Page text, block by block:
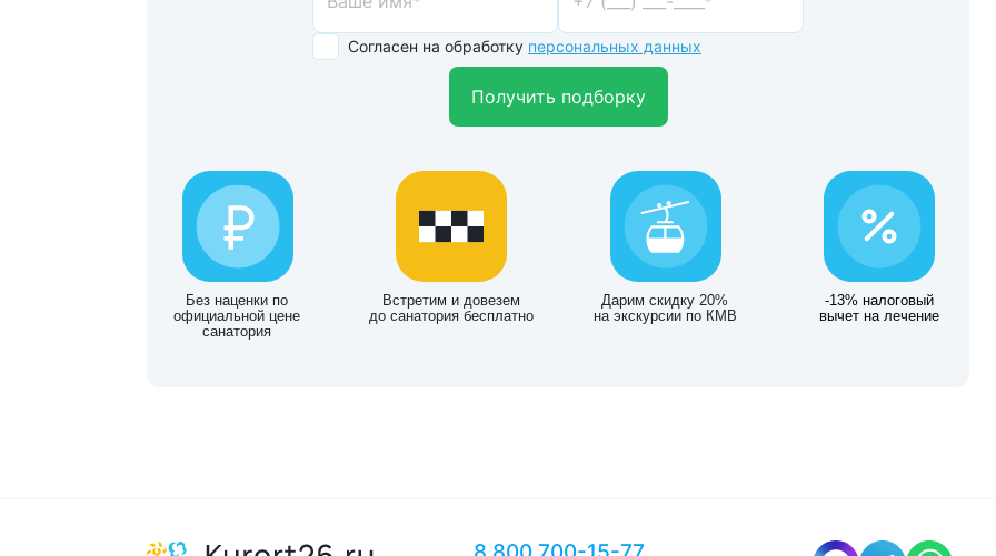
Согласен на обработку персональных данных
Получить подборку
Без наценки по
официальной цене
санатория
Встретим и довезем
до санатория бесплатно
Дарим скидку 20%
на экскурсии по КМВ
-13% налоговый
вычет на лечение